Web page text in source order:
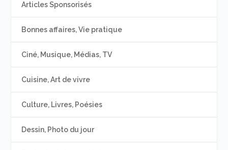
Articles Sponsorisés
Bonnes affaires, Vie pratique
Ciné, Musique, Médias, TV
Cuisine, Art de vivre
Culture, Livres, Poésies
Dessin, Photo du jour